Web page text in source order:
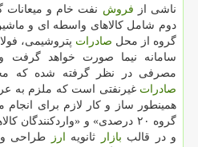
ناشی از فروش نفت خام و میعانات
دوم شامل كالاهای واسطه ای و
گروه از محل صادرات پتروشیمی،
سامانه نیما صورت خواهد گرفت
مصرفی در نظر گرفته شده كه
صادرات غیرنفتی است كه ملزم به
همینطور ساز و كار لازم برای انجام
گروه ۲۰ درصدی» و
و در قالب بازار ثانویه ارز
طراحی و